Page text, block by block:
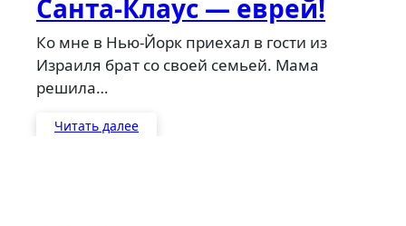
Санта-Клаус — еврей!
Ко мне в Нью-Йорк приехал в гости из
Израиля брат со своей семьей. Мама
решила…
Читать далее